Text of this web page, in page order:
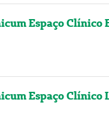
Espaço Clínico
Espaço Clínico